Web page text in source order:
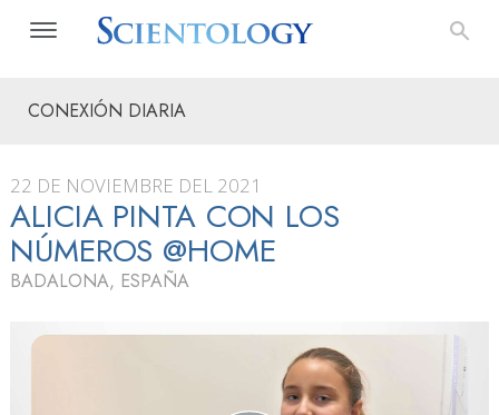
CONEXIÓN DIARIA
22 DE NOVIEMBRE DEL 2021
ALICIA PINTA CON LOS
NÚMEROS @HOME
BADALONA, ESPAÑA